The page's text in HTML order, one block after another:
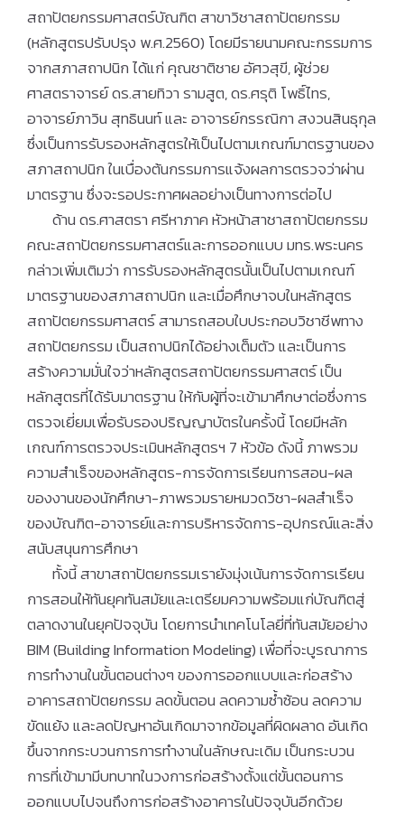
สถาปัตยกรรมศาสตร์บัณฑิต สาขาวิชาสถาปัตยกรรม
(หลักสูตรปรับปรุง พ.ศ.2560) โดยมีรายนามคณะกรรมการ
จากสภาสถาปนิก ได้แก่ คุณชาติชาย อัศวสุขี, ผู้ช่วย
ศาสตราจารย์ ดร.สายทิวา รามสูต, ดร.ศรุติ โพธิ์ไทร,
อาจารย์ภาวิน สุทธินนท์ และ อาจารย์กรรณิกา สงวนสินธุกุล
ซึ่งเป็นการรับรองหลักสูตรให้เป็นไปตามเกณฑ์มาตรฐานของ
สภาสถาปนิก ในเบื่องต้นกรรมการแจ้งผลการตรวจว่าผ่าน
มาตรฐาน ซึ่งจะรอประกาศผลอย่างเป็นทางการต่อไป
ด้าน ดร.ศาสตรา ศรีหาภาค หัวหน้าสาชาสถาปัตยกรรม
คณะสถาปัตยกรรมศาสตร์และการออกแบบ มทร.พระนคร
กล่าวเพิ่มเติมว่า การรับรองหลักสูตรนั้นเป็นไปตามเกณฑ์
มาตรฐานของสภาสถาปนิก และเมื่อศึกษาจบในหลักสูตร
สถาปัตยกรรมศาสตร์ สามารถสอบใบประกอบวิชาชีพทาง
สถาปัตยกรรม เป็นสถาปนิกได้อย่างเต็มตัว และเป็นการ
สร้างความมั่นใจว่าหลักสูตรสถาปัตยกรรมศาสตร์ เป็น
หลักสูตรที่ได้รับมาตรฐาน ให้กับผู้ที่จะเข้ามาศึกษาต่อซึ่งการ
ตรวจเยี่ยมเพื่อรับรองปริญญาบัตรในครั้งนี้ โดยมีหลัก
เกณฑ์การตรวจประเมินหลักสูตรฯ 7 หัวข้อ ดังนี้ ภาพรวม
ความสำเร็จของหลักสูตร-การจัดการเรียนการสอน-ผล
ของงานของนักศึกษา-ภาพรวมรายหมวดวิชา-ผลสำเร็จ
ของบัณฑิต-อาจารย์และการบริหารจัดการ-อุปกรณ์และสิ่ง
สนับสนุนการศึกษา
ทั้งนี้ สาขาสถาปัตยกรรมเรายังมุ่งเน้นการจัดการเรียน
การสอนให้ทันยุคทันสมัยและเตรียมความพร้อมแก่บัณฑิตสู่
ตลาดงานในยุคปัจจุบัน โดยการนำเทคโนโลยี่ที่ทันสมัยอย่าง
BIM (Building Information Modeling) เพื่อที่จะบูรณาการ
การทำงานในขั้นตอนต่างๆ ของการออกแบบและก่อสร้าง
อาคารสถาปัตยกรรม ลดขั้นตอน ลดความซ้ำซ้อน ลดความ
ขัดแย้ง และลดปัญหาอันเกิดมาจากข้อมูลที่ผิดผลาด อันเกิด
ขึ้นจากกระบวนการการทำงานในลักษณะเดิม เป็นกระบวน
การที่เข้ามามีบทบาทในวงการก่อสร้างตั้งแต่ขั้นตอนการ
ออกแบบไปจนถึงการก่อสร้างอาคารในปัจจุบันอีกด้วย